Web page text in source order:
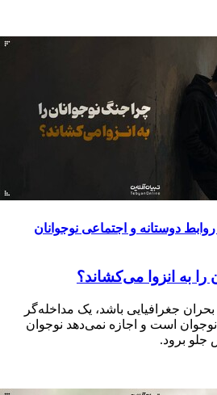
دوستانه و اجتماعی نوجوانان
را به انزوا می‌کشاند؟
جغرافیایی باشد، یک مداخله‌گر
است و اجازه نمی‌دهد نوجوان
جلو برود.